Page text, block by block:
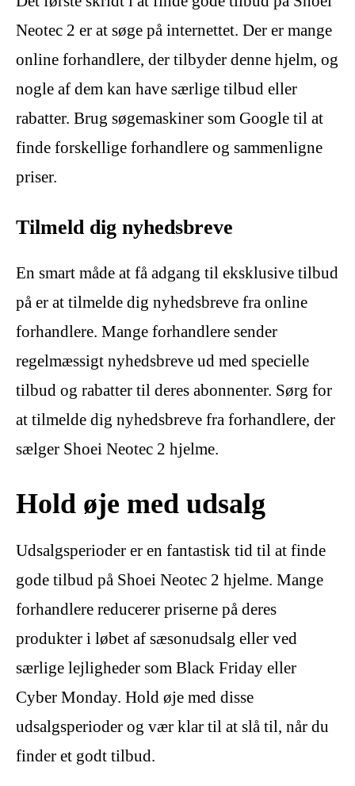
Neotec 2 er at søge på internettet. Der er mange
online forhandlere, der tilbyder denne hjelm, og
nogle af dem kan have særlige tilbud eller
rabatter. Brug søgemaskiner som Google til at
finde forskellige forhandlere og sammenligne
priser.
Tilmeld dig nyhedsbreve
En smart måde at få adgang til eksklusive tilbud
på er at tilmelde dig nyhedsbreve fra online
forhandlere. Mange forhandlere sender
regelmæssigt nyhedsbreve ud med specielle
tilbud og rabatter til deres abonnenter. Sørg for
at tilmelde dig nyhedsbreve fra forhandlere, der
sælger Shoei Neotec 2 hjelme.
Hold øje med udsalg
Udsalgsperioder er en fantastisk tid til at finde
gode tilbud på Shoei Neotec 2 hjelme. Mange
forhandlere reducerer priserne på deres
produkter i løbet af sæsonudsalg eller ved
særlige lejligheder som Black Friday eller
Cyber Monday. Hold øje med disse
udsalgsperioder og vær klar til at slå til, når du
finder et godt tilbud.